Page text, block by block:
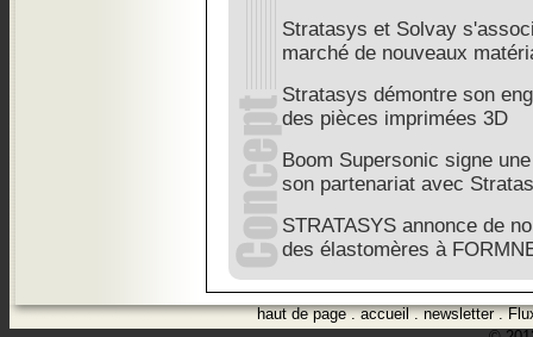
Stratasys et Solvay
marché de nouveaux
Stratasys démontre son
des pièces imprimées 3D
Boom Supersonic signe
son partenariat avec
STRATASYS annonce de
des élastomères à
haut de page.accueil.newsletter.